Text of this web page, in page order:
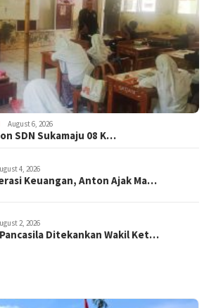
August 6, 2026
SDN Sukamaju 08 K…
4, 2026
Keuangan, Anton Ajak Ma…
2, 2026
Ditekankan Wakil Ket…